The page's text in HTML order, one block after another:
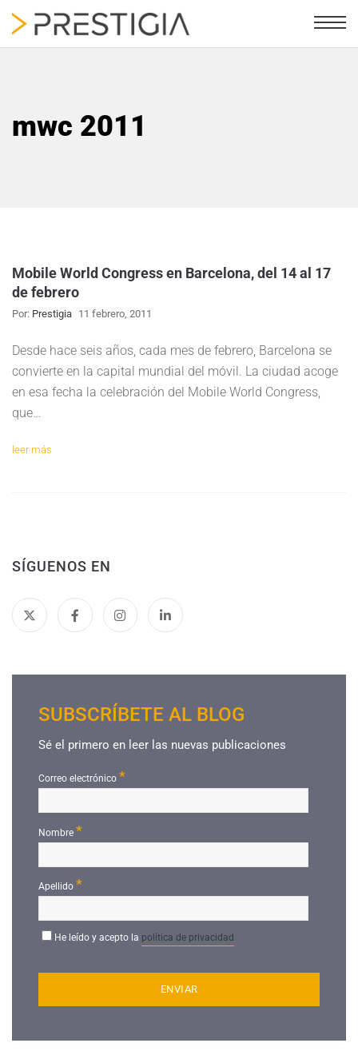
mwc 2011
Mobile World Congress en Barcelona, del 14 al 17
de febrero
Por: Prestigia 11 febrero, 2011
Desde hace seis años, cada mes de febrero, Barcelona se
convierte en la capital mundial del móvil. La ciudad acoge
en esa fecha la celebración del Mobile World Congress,
que…
leer más
SÍGUENOS EN
SUBSCRÍBETE AL BLOG
Sé el primero en leer las nuevas publicaciones
Correo electrónico *
Nombre*
Apellido *
He leído y acepto la política de privacidad